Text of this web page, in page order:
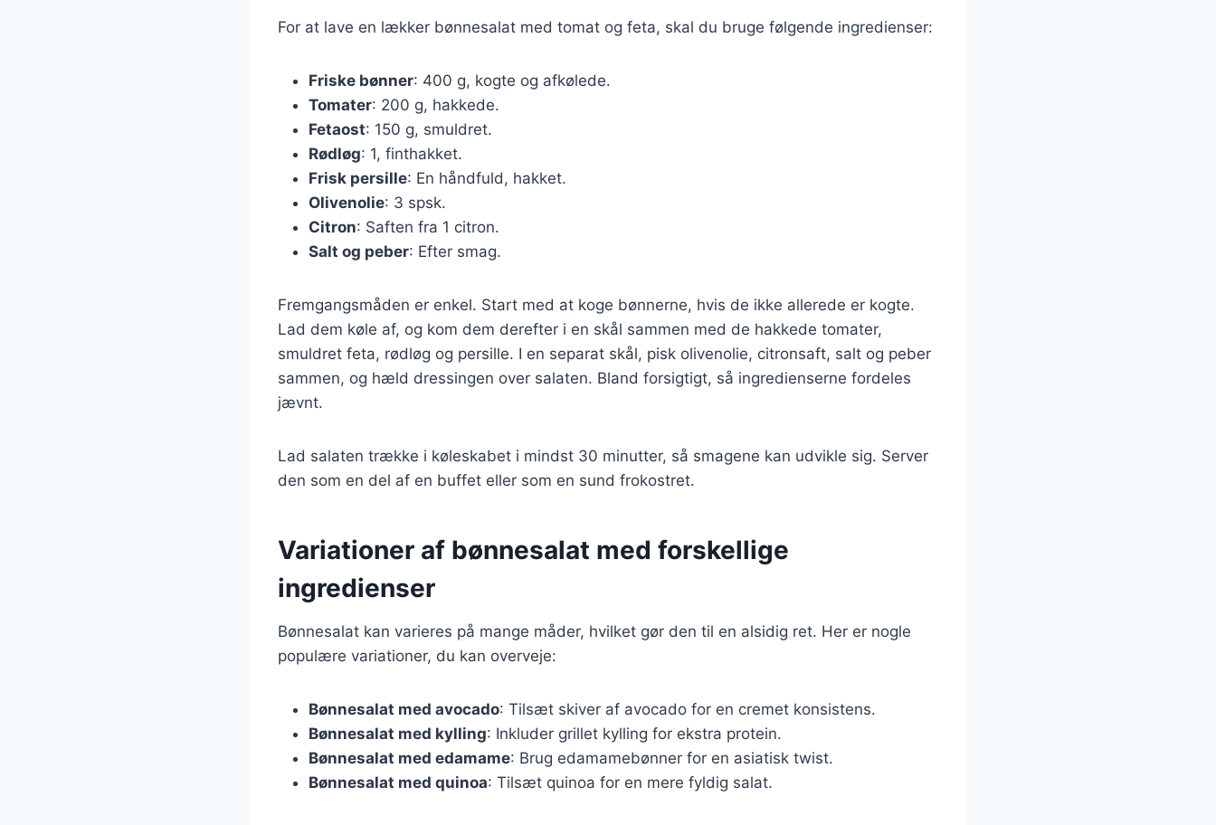
For at lave en lækker bønnesalat med tomat og feta, skal du bruge følgende ingredienser:
Friske bønner: 400 g, kogte og afkølede.
Tomater: 200 g, hakkede.
Fetaost: 150 g, smuldret.
Rødløg: 1, finthakket.
Frisk persille: En håndfuld, hakket.
Olivenolie: 3 spsk.
Citron: Saften fra 1 citron.
Salt og peber: Efter smag.
Fremgangsmåden er enkel. Start med at koge bønnerne, hvis de ikke allerede er kogte.
Lad dem køle af, og kom dem derefter i en skål sammen med de hakkede tomater,
smuldret feta, rødløg og persille. I en separat skål, pisk olivenolie, citronsaft, salt og peber
sammen, og hæld dressingen over salaten. Bland forsigtigt, så ingredienserne fordeles
jævnt.
Lad salaten trække i køleskabet i mindst 30 minutter, så smagene kan udvikle sig. Server
den som en del af en buffet eller som en sund frokostret.
Variationer af bønnesalat med forskellige
ingredienser
Bønnesalat kan varieres på mange måder, hvilket gør den til en alsidig ret. Her er nogle
populære variationer, du kan overveje:
Bønnesalat med avocado: Tilsæt skiver af avocado for en cremet konsistens.
Bønnesalat med kylling: Inkluder grillet kylling for ekstra protein.
Bønnesalat med edamame: Brug edamamebønner for en asiatisk twist.
Bønnesalat med quinoa: Tilsæt quinoa for en mere fyldig salat.